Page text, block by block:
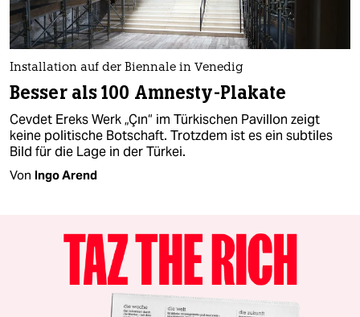
Installation auf der Biennale in Venedig
Besser als 100 Amnesty-Plakate
Cevdet Ereks Werk „Çın“ im Türkischen Pavillon zeigt
keine politische Botschaft. Trotzdem ist es ein subtiles
Bild für die Lage in der Türkei.
Von Ingo Arend